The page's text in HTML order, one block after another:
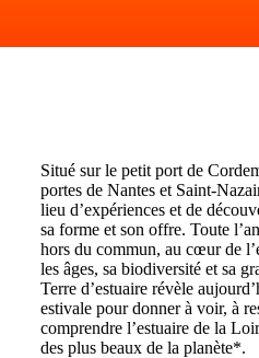
Situé sur le petit port de
portes de Nantes et Saint-
lieu d’expériences et de
sa forme et son offre. Toute
hors du commun, au cœur de
les âges, sa biodiversité et sa
Terre d’estuaire révèle
estivale pour donner à voir, à
comprendre l’estuaire de la
des plus beaux de la planète*.